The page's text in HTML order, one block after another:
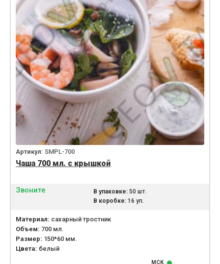
Артикул: SMPL-700
Чаша 700 мл. с крышкой
Звоните В упаковке:50 шт.
В коробке:16 уп.
Материал: сахарный тростник
Объем: 700 мл.
Размер: 150*60 мм.
Цвета: белый
МСК